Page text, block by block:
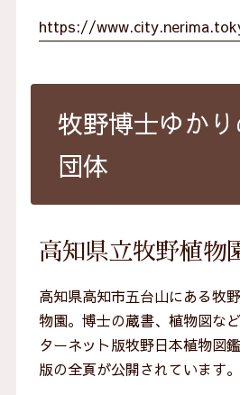
https://
牧野博士ゆか
団体
高知県立牧野植物
高知県高知市五台山にある牧
物園。博士の蔵書、植物図な
ターネット版牧野日本植物図
版の全頁が公開されています。